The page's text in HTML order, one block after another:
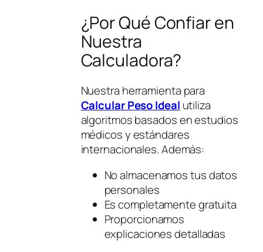
¿Por Qué Confiar en
Nuestra
Calculadora?
Nuestra herramienta para
Calcular Peso Ideal utiliza
algoritmos basados en estudios
médicos y estándares
internacionales. Además:
No almacenamos tus datos
personales
Es completamente gratuita
Proporcionamos
explicaciones detalladas